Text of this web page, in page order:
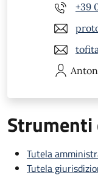
+39
Tutela
Tutela